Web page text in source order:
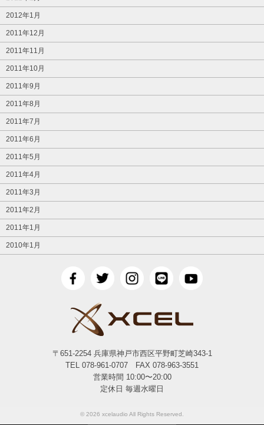
2012年1月
2011年12月
2011年11月
2011年10月
2011年9月
2011年8月
2011年7月
2011年6月
2011年5月
2011年4月
2011年3月
2011年2月
2011年1月
2010年1月
〒651-2254 兵庫県神戸市西区平野町芝崎343-1
TEL 078-961-0707 FAX 078-963-3551
営業時間 10:00〜20:00
定休日 毎週水曜日
© 2026 xcelaudio All Rights Reserved.